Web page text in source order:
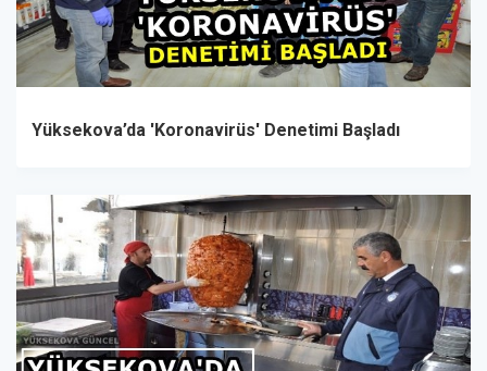
Yüksekova’da 'Koronavirüs' Denetimi Başladı